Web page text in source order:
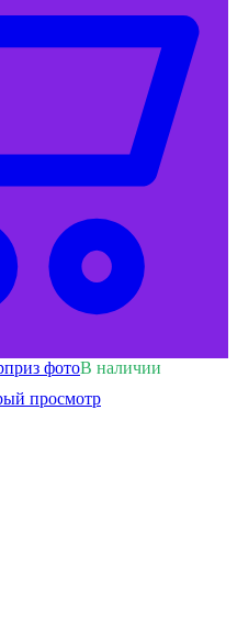
В наличии
просмотр